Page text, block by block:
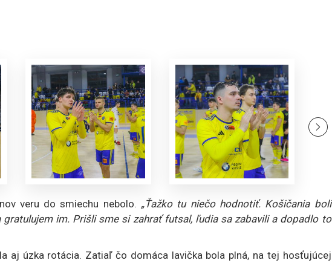
veru do smiechu nebolo. „Ťažko tu niečo hodnotiť. Košičania boli
im. Prišli sme si zahrať futsal, ľudia sa zabavili a dopadlo to
aj úzka rotácia. Zatiaľ čo domáca lavička bola plná, na tej hosťujúcej